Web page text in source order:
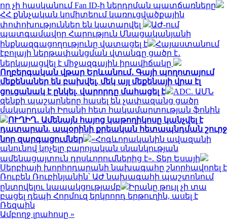
որ չի հասկանում Fan ID-ի ներդրման պատճառները
ՀՀ քննչական կոմիտեում կառուցվածքային
փոփոխություններ են կատարվել
ԱԺ-ում
պատգամավոր Հարություն Մնացականյանի
ինքնազգացողությունը վատացել է
Հայաստանում
էբոլայի ներթափանցման վտանգը ցածր է․
ներկայացվել է միջազգային իրավիճակը
Ողբերգական վթար Երևանում․ Գայի պողոտայում
մեքենաներ են բախվել, մեկ այլ մեքենայի վրա էլ
ցուցանակ է ընկել. վարորդը մահացել է
ADC. ԱՄՆ
զենքի պաշարները հասել են չափազանց ցածր
մակարդակի Իրանի հետ հակամարտության ֆոնին
ՈՒՂԻՂ․ Ամենայն հայոց կաթողիկոսը կանչվել է
դատարան. ապօրինի քրեական հետապնդման շուրջ
նոր զարգացումներ
«Հոգևորականին ավազանի
անունով կոչելը բարոյական սնանկության
ամենացայտուն դրսևորումներից է». Տեր Եսայի
Սերբիայի խորհրդարանի նախագահը շնորհավորել է
Ռուբեն Ռուբինյանին՝ ԱԺ նախագահի պաշտոնում
ընտրվելու կապակցությամբ
Իրանը թույլ չի տա
բացել դեպի Հորմուզ երկրորդ երթուղին, ասել է
Ռեզաին
Ամբողջ լրահոսը »